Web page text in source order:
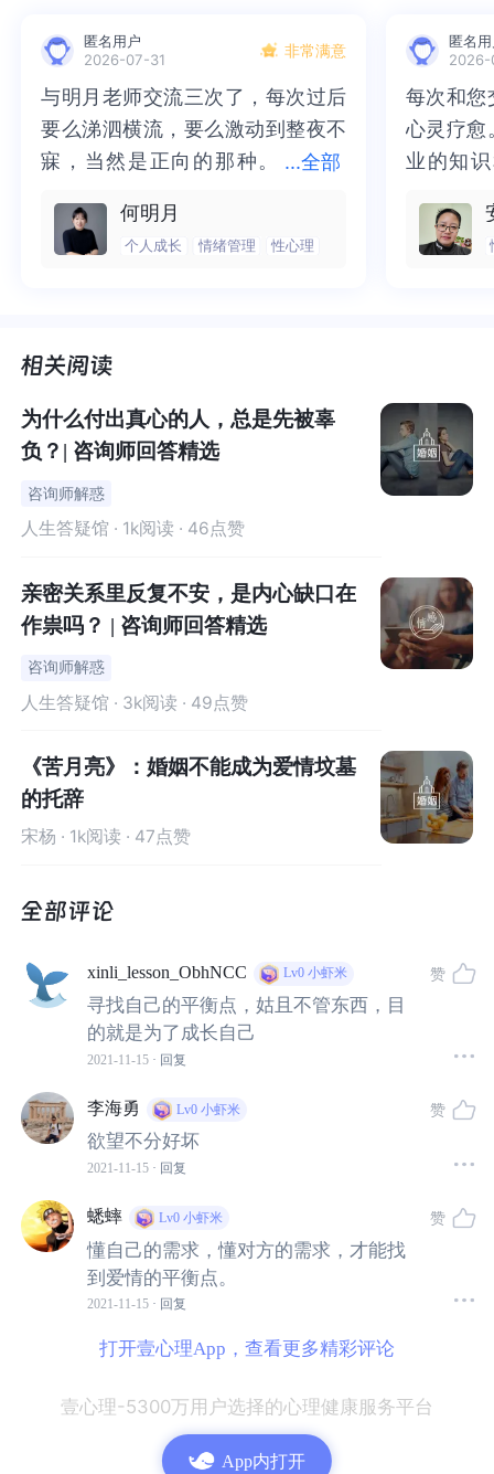
小说中，葛薇龙和乔琪乔的关系，细思恐极，又顺理成
乔琪乔靠着葛薇龙卖身挣的钱，吃喝玩乐、醉生梦死；
而借助那分自欺欺人的“爱”，葛薇龙也能心安理得地留在香
这份“志同道合”的欲望，让他们的关系维系得如此“稳定”。
很多人都认为：
今天，壹心理就跟大家聊聊： “关系中的欲望匹配” 。
是结束20年的婚姻去追随欲望，
“4天的轰轰烈烈”和“40年的平平淡淡”，你选哪个？
《廊桥遗梦》 女主角弗朗西斯，用一生给出了答案。
她的生活，富足而安定。
堪称“躺平人”梦寐以求的岁月静好。
但内心深处，却苦闷不堪。
常是他最渴望的安稳。
他没有办法也没有意识，去主动走进妻子自由浪漫的内心
匿名用户
2026-07-31
非常满意
...全部
与明月老师交流三次了，每次过后
要么涕泗横流，要么激动到整夜不
寐，当然是正向的那种。
来，觉得不必再踽踽独行，也不必
再困于桎梏，更不必觉得这半生所
前行。
与明月老师交流三次了，每次过后
要么涕泗横流，要么激动到整夜不
寐，当然是正向的那种。二十多年
不必再踽踽独行，也不必再困于桎
梏，更不必觉得这半生所积，靡有
行。
何明月
个人成长 情绪管理 性心理
匿名
2026-
每次和您
心灵疗愈
业的知
我喘不
逐渐释
每次和您
心灵疗愈
业的知识
气的情
然。感
为什么付出真心的人，总是先被辜
负？| 咨询师回答精选
咨询师解惑
人生答疑馆 · 1k阅读 · 46点赞
亲密关系里反复不安，是内心缺口在
作祟吗？ | 咨询师回答精选
咨询师解惑
人生答疑馆 · 3k阅读 · 49点赞
《苦月亮》：婚姻不能成为爱情坟墓
的托辞
宋杨 · 1k阅读 · 47点赞
xinli_lesson_ObhNCC Lv0 小虾米
寻找自己的平衡点，姑且不管东西，目
的就是为了成长自己
2021-11-15 · 回复
赞
李海勇 Lv0 小虾米
欲望不分好坏
2021-11-15 · 回复
赞
蟋蟀 Lv0 小虾米
懂自己的需求，懂对方的需求，才能找
到爱情的平衡点。
2021-11-15 · 回复
赞
打开壹心理App，查看更多精彩评论
壹心理-5300万用户选择的心理健康服务平台
App内打开